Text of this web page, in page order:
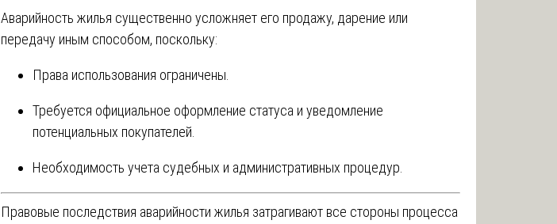
Аварийность жилья существенно усложняет его продажу, дарение или
передачу иным способом, поскольку:
Права использования ограничены.
Требуется официальное оформление статуса и уведомление
потенциальных покупателей.
Необходимость учета судебных и административных процедур.
Правовые последствия аварийности жилья затрагивают все стороны процесса